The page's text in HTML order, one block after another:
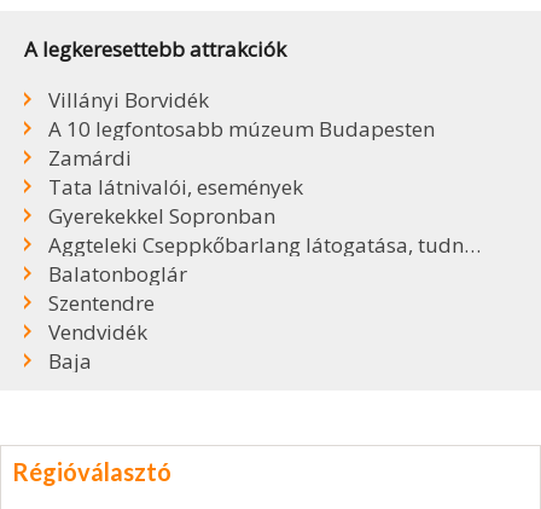
A legkeresettebb attrakciók
Villányi Borvidék
A 10 legfontosabb múzeum Budapesten
Zamárdi
Tata látnivalói, események
Gyerekekkel Sopronban
Aggteleki Cseppkőbarlang látogatása, tudnivalók
Balatonboglár
Szentendre
Vendvidék
Baja
Régióválasztó